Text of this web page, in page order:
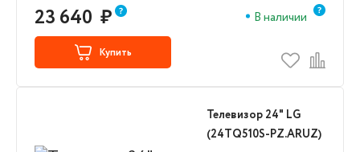
23 640 ₽ В наличии
Купить
Телевизор 24" LG
(24TQ510S-PZ.ARUZ)